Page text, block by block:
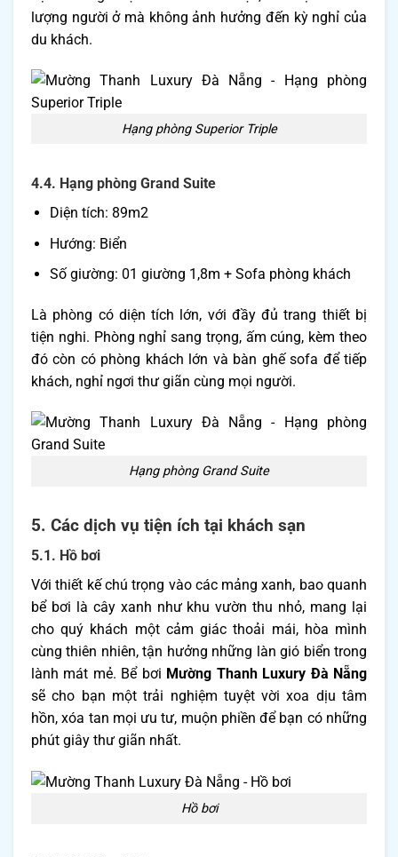
lượng người ở mà không ảnh hưởng đến kỳ nghỉ của
du khách.
Hạng phòng Superior Triple
4.4. Hạng phòng Grand Suite
Diện tích: 89m2
Hướng: Biển
Số giường: 01 giường 1,8m + Sofa phòng khách
Là phòng có diện tích lớn, với đầy đủ trang thiết bị
tiện nghi. Phòng nghỉ sang trọng, ấm cúng, kèm theo
đó còn có phòng khách lớn và bàn ghế sofa để tiếp
khách, nghỉ ngơi thư giãn cùng mọi người.
Hạng phòng Grand Suite
5. Các dịch vụ tiện ích tại khách sạn
5.1. Hồ bơi
Với thiết kế chú trọng vào các mảng xanh, bao quanh
bể bơi là cây xanh như khu vườn thu nhỏ, mang lại
cho quý khách một cảm giác thoải mái, hòa mình
cùng thiên nhiên, tận hưởng những làn gió biển trong
lành mát mẻ. Bể bơi Mường Thanh Luxury Đà Nẵng
sẽ cho bạn một trải nghiệm tuyệt vời xoa dịu tâm
hồn, xóa tan mọi ưu tư, muộn phiền để bạn có những
phút giây thư giãn nhất.
Hồ bơi